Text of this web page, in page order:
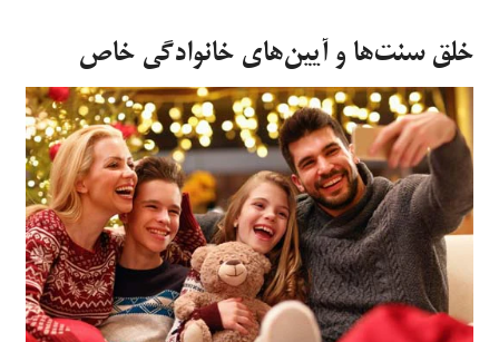
خلق سنت‌ها و آیین‌های خانوادگی خاص